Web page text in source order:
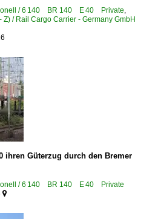
/ 6 140 BR 140 E 40 Private,
Z) / Rail Cargo Carrier - Germany GmbH
ihren Güterzug durch den Bremer
/ 6 140 BR 140 E 40 Private
